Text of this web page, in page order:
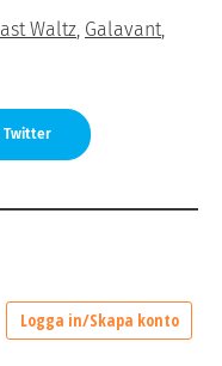
Waltz, Galavant,
Twitter